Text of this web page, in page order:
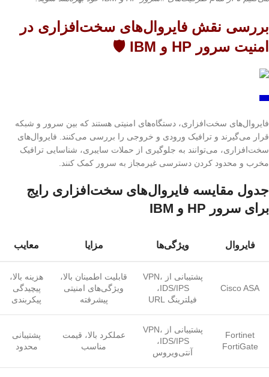
بررسی نقش فایروال‌های سخت‌افزاری در
امنیت سرور HP و IBM 🛡️
فایروال‌های سخت‌افزاری، دستگاه‌های امنیتی هستند که بین سرور و شبکه
قرار می‌گیرند و ترافیک ورودی و خروجی را بررسی می‌کنند. فایروال‌های
سخت‌افزاری، می‌توانند به جلوگیری از حملات سایبری، شناسایی ترافیک
مخرب و محدود کردن دسترسی غیرمجاز به سرور کمک کنند.
جدول مقایسه فایروال‌های سخت‌افزاری رایج
برای سرور HP و IBM
فایروال ویژگی‌ها مزایا معایب
Cisco ASA
پشتیبانی از VPN،
IDS/IPS،
فیلترینگ URL
قابلیت اطمینان بالا،
ویژگی‌های امنیتی
پیشرفته
هزینه بالا،
پیچیدگی
پیکربندی
Fortinet
FortiGate
پشتیبانی از VPN،
IDS/IPS،
آنتی‌ویروس
عملکرد بالا، قیمت
مناسب
پشتیبانی
محدود